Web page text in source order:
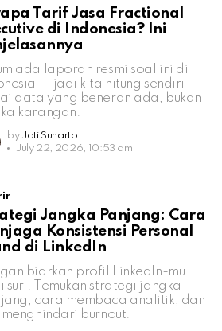
Tarif Jasa Fractional
di Indonesia? Ini
ada laporan resmi soal ini di
— jadi kita hitung sendiri
data yang beneran ada, bukan
karangan.
by Jati Sunarto
July 22, 2026, 10:53 am
Jangka Panjang: Cara
Konsistensi Personal
di LinkedIn
biarkan profil LinkedIn-mu
suri. Temukan strategi jangka
cara membaca analitik, dan
burnout.